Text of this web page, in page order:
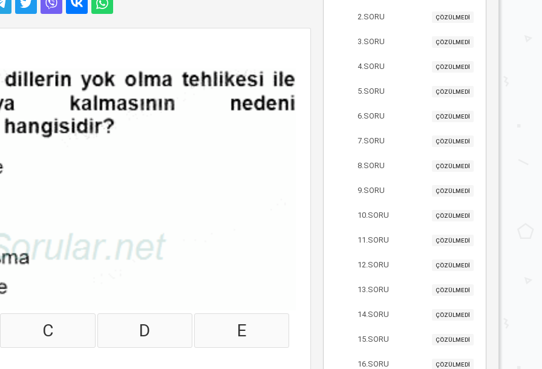
C D E
2.SORU ÇÖZÜLMEDİ
3.SORU ÇÖZÜLMEDİ
4.SORU ÇÖZÜLMEDİ
5.SORU ÇÖZÜLMEDİ
6.SORU ÇÖZÜLMEDİ
7.SORU ÇÖZÜLMEDİ
8.SORU ÇÖZÜLMEDİ
9.SORU ÇÖZÜLMEDİ
10.SORU ÇÖZÜLMEDİ
11.SORU ÇÖZÜLMEDİ
12.SORU ÇÖZÜLMEDİ
13.SORU ÇÖZÜLMEDİ
14.SORU ÇÖZÜLMEDİ
15.SORU ÇÖZÜLMEDİ
16.SORU ÇÖZÜLMEDİ